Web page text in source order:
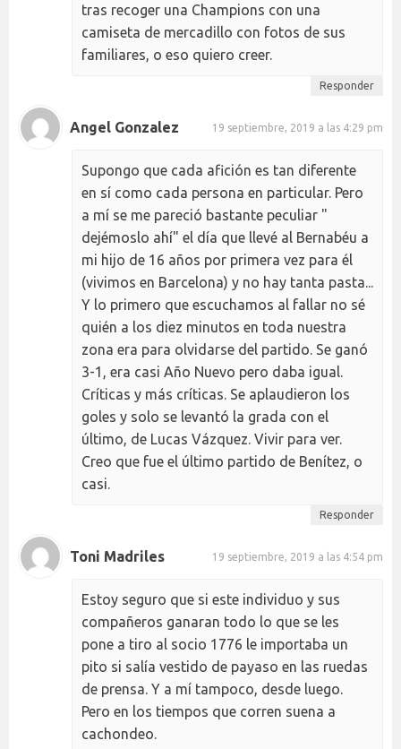
tras recoger una Champions con una
camiseta de mercadillo con fotos de sus
familiares, o eso quiero creer.
Responder
Angel Gonzalez 19 septiembre, 2019 a las 4:29 pm
Supongo que cada afición es tan diferente
en sí como cada persona en particular. Pero
a mí se me pareció bastante peculiar "
dejémoslo ahí" el día que llevé al Bernabéu a
mi hijo de 16 años por primera vez para él
(vivimos en Barcelona) y no hay tanta pasta...
Y lo primero que escuchamos al fallar no sé
quién a los diez minutos en toda nuestra
zona era para olvidarse del partido. Se ganó
3-1, era casi Año Nuevo pero daba igual.
Críticas y más críticas. Se aplaudieron los
goles y solo se levantó la grada con el
último, de Lucas Vázquez. Vivir para ver.
Creo que fue el último partido de Benítez, o
casi.
Responder
Toni Madriles 19 septiembre, 2019 a las 4:54 pm
Estoy seguro que si este individuo y sus
compañeros ganaran todo lo que se les
pone a tiro al socio 1776 le importaba un
pito si salía vestido de payaso en las ruedas
de prensa. Y a mí tampoco, desde luego.
Pero en los tiempos que corren suena a
cachondeo.